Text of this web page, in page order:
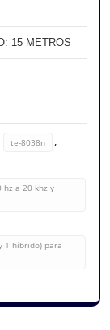
15 METROS
te-8038n ,
a 20 khz y
1 híbrido) para